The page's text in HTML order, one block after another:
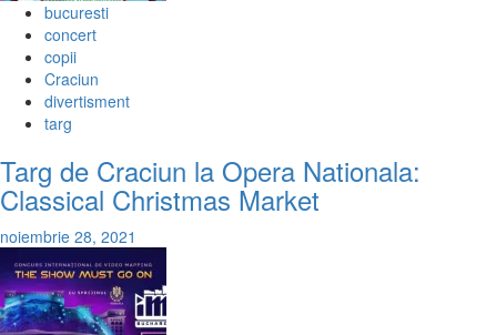
bucuresti
concert
copii
Craciun
divertisment
targ
Targ de Craciun la Opera Nationala:
Classical Christmas Market
noiembrie 28, 2021